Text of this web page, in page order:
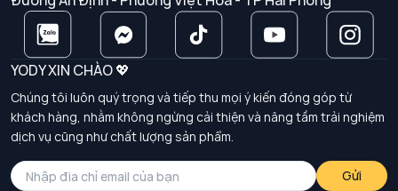
YODY XIN CHÀO 💖
Chúng tôi luôn quý trọng và tiếp thu mọi ý kiến đóng góp từ
khách hàng, nhằm không ngừng cải thiện và nâng tầm trải nghiệm
dịch vụ cũng như chất lượng sản phẩm.
Gửi